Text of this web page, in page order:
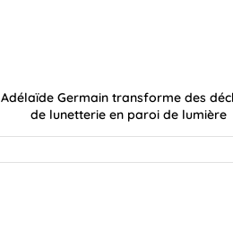
Adélaïde Germain transforme des
de lunetterie en paroi de lumière